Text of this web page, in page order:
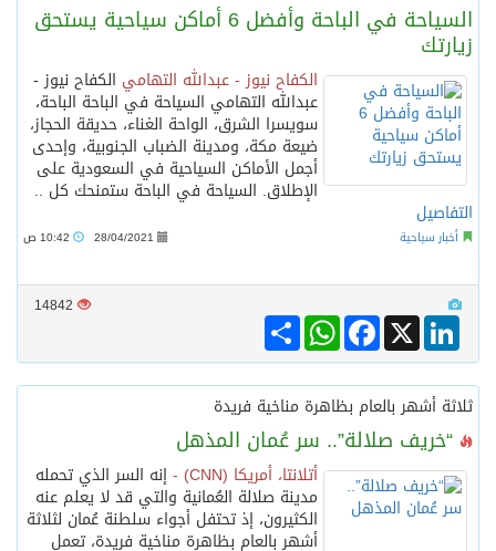
السياحة في الباحة وأفضل 6 أماكن سياحية يستحق
زيارتك
الكفاح نيوز - عبدالله التهامي الكفاح نيوز -
عبدالله التهامي السياحة في الباحة الباحة،
سويسرا الشرق، الواحة الغناء، حديقة الحجاز،
ضيعة مكة، ومدينة الضباب الجنوبية، وإحدى
أجمل الأماكن السياحية في السعودية على
الإطلاق. السياحة في الباحة ستمنحك كل ..
التفاصيل
أخبار سياحية 28/04/2021
14842
Share
WhatsAppFacebook X
LinkedIn
ثلاثة أشهر بالعام بظاهرة مناخية فريدة
“خريف صلالة”.. سر عُمان المذهل
أتلانتا، أمريكا (CNN) - إنه السر الذي تحمله
مدينة صلالة العُمانية والتي قد لا يعلم عنه
الكثيرون، إذ تحتفل أجواء سلطنة عُمان لثلاثة
أشهر بالعام بظاهرة مناخية فريدة، تعمل